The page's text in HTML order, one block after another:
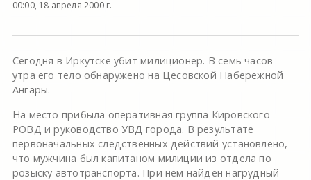
00:00, 18 апреля 2000 г.
Сегодня в Иркутске убит милиционер. В семь часов
утра его тело обнаружено на Цесовской Набережной
Ангары.
На место прибыла оперативная группа Кировского
РОВД и руководство УВД города. В результате
первоначальных следственных действий установлено,
что мужчина был капитаном милиции из отдела по
розыску автотранспорта. При нем найден нагрудный